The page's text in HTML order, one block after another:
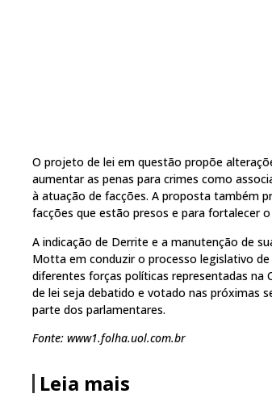
O projeto de lei em questão propõe
aumentar as penas para crimes como
à atuação de facções. A proposta também
facções que estão presos e para fortalecer
A indicação de Derrite e a manutenção de
Motta em conduzir o processo legislativo
diferentes forças políticas representadas na
de lei seja debatido e votado nas próximas
parte dos parlamentares.
Fonte: www1.folha.uol.com.br
Leia mais